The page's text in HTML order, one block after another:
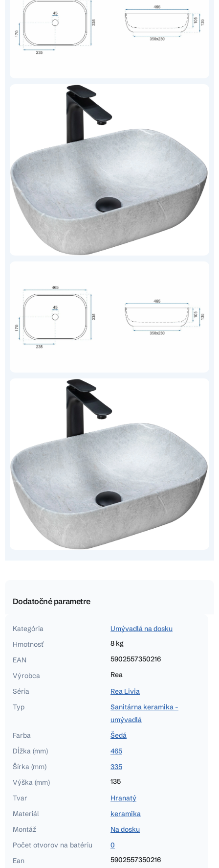
Dodatočné parametre
Kategória
Umývadlá na dosku
Hmotnosť
8 kg
EAN
5902557350216
Výrobca
Rea
Séria
Rea Livia
Typ
Sanitárna keramika -
umývadlá
Farba
Šedá
Dĺžka (mm)
465
Šírka (mm)
335
Výška (mm)
135
Tvar
Hranatý
Materiál
keramika
Montáž
Na dosku
Počet otvorov na batériu
0
Ean
5902557350216